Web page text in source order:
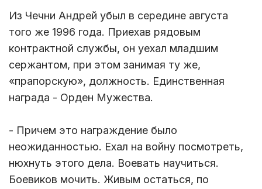
Из Чечни Андрей убыл в середине августа
того же 1996 года. Приехав рядовым
контрактной службы, он уехал младшим
сержантом, при этом занимая ту же,
«прапорскую», должность. Единственная
награда - Орден Мужества.
- Причем это награждение было
неожиданностью. Ехал на войну посмотреть,
нюхнуть этого дела. Воевать научиться.
Боевиков мочить. Живым остаться, по